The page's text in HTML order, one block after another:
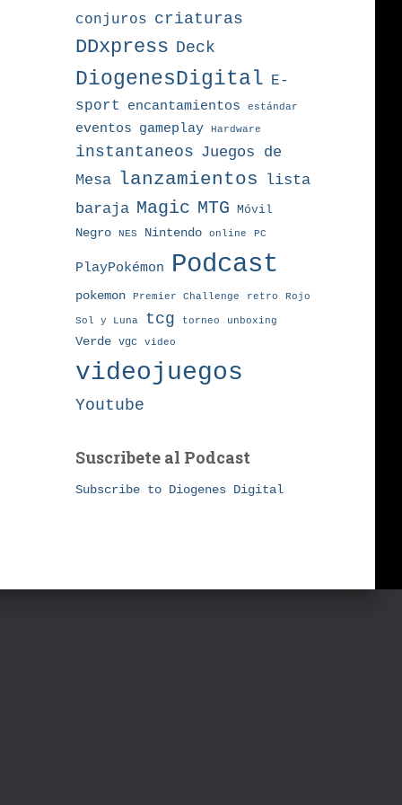
conjuros criaturas
DDxpress Deck
DiogenesDigital E-
sport
encantamientos estándar
eventos gameplay Hardware
instantaneos Juegos de
Mesa
lanzamientos
lista
baraja Magic MTG Móvil
Negro
NES Nintendo online PC
PlayPokémon Podcast
pokemon Premier Challenge retro Rojo
Sol y Luna tcg torneo unboxing
Verde vgc video
videojuegos
Youtube
Suscribete al Podcast
Subscribe to Diogenes Digital